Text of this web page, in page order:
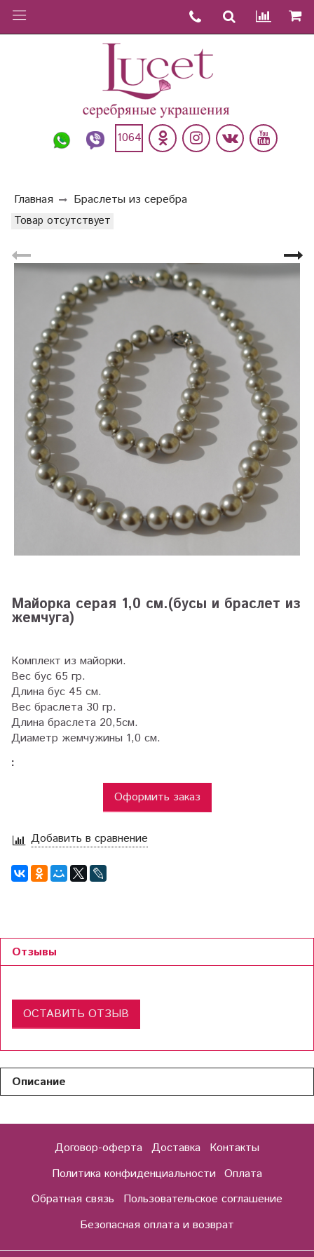
1064
Главная Браслеты из серебра
Товар отсутствует
Майорка серая 1,0 см.(бусы и браслет из
жемчуга)
Комплект из майорки.
Вес бус 65 гр.
Длина бус 45 см.
Вес браслета 30 гр.
Длина браслета 20,5см.
Диаметр жемчужины 1,0 см.
:
Оформить заказ
Добавить в сравнение
Отзывы
ОСТАВИТЬ ОТЗЫВ
Описание
Договор-оферта Доставка
Контакты
Политика конфиденциальности Оплата
Обратная связь
Пользовательское соглашение
Безопасная оплата и возврат